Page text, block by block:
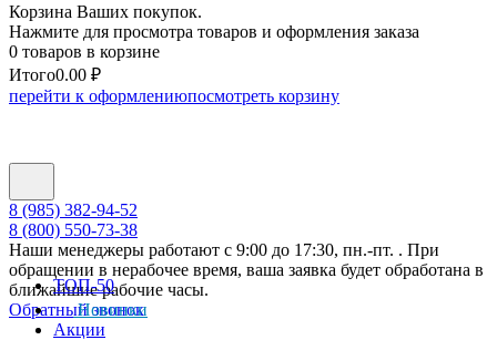
Корзина Ваших покупок.
Нажмите для просмотра товаров и оформления заказа
0 товаров в корзине
Итого0.00 ₽
перейти к оформлениюпосмотреть корзину
8 (985) 382-94-52
8 (800) 550-73-38
Наши менеджеры работают с 9:00 до 17:30, пн.-пт. . При
обращении в нерабочее время, ваша заявка будет обработана в
ближайшие рабочие часы.
Обратный звонок
ТОП-50
Новинки
Акции